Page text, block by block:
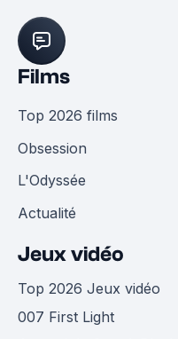
Films
Top 2026 films
Obsession
L'Odyssée
Actualité
Jeux vidéo
Top 2026 Jeux vidéo
007 First Light